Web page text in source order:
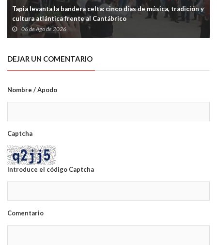
Tapia levanta la bandera celta: cinco días de música, tradición y
cultura atlántica frente al Cantábrico
06 de Ago de 2026
DEJAR UN COMENTARIO
Nombre / Apodo
Captcha
Introduce el código Captcha
Comentario